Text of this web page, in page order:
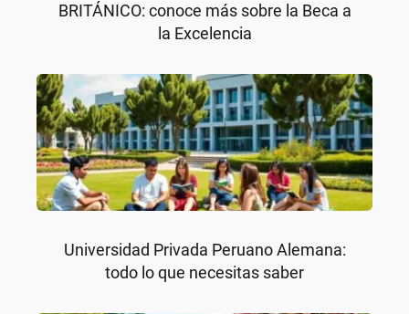
BRITÁNICO: conoce más sobre la Beca a
la Excelencia
Universidad Privada Peruano Alemana:
todo lo que necesitas saber